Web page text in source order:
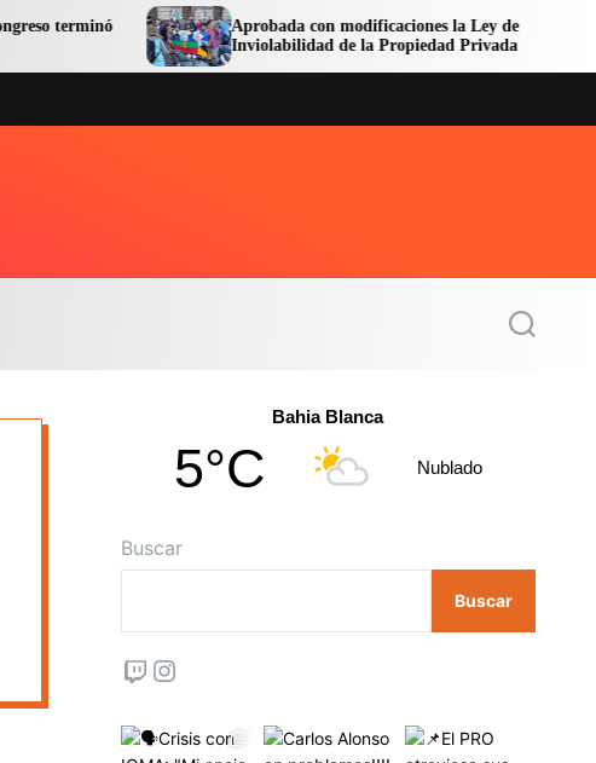
Aprobada con modificaciones la Ley de
Inviolabilidad de la Propiedad Privada
S
Bahia Blanca
5°C Nublado
Buscar
Buscar
Twitch